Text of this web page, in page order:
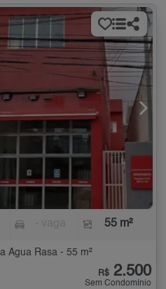
55 m²
Água Rasa - 55 m²
R$ 2.500
Sem Condomínio